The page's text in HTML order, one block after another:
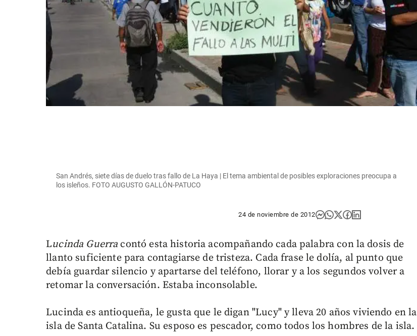
San Andrés, siete días de duelo tras fallo de La Haya | El tema ambiental de posibles exploraciones preocupa a
los isleños. FOTO AUGUSTO GALLÓN-PATUCO
24 de noviembre de 2012
Lucinda Guerracontó esta historia acompañando cada palabra con la dosis de
llanto suficiente para contagiarse de tristeza. Cada frase le dolía, al punto que
debía guardar silencio y apartarse del teléfono, llorar y a los segundos volver a
retomar la conversación. Estaba inconsolable.
Lucinda es antioqueña, le gusta que le digan "Lucy" y lleva 20 años viviendo en la
isla de Santa Catalina. Su esposo es pescador, como todos los hombres de la isla.